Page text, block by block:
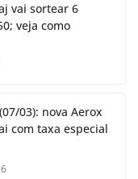
vai sortear 6
veja como
03): nova Aerox
com taxa especial